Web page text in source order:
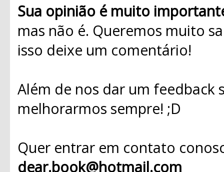
Sua opinião é muito
mas não é. Queremos muito
isso deixe um comentário!
Além de nos dar um
melhorarmos sempre! ;D
Quer entrar em contato
dear.book@hotmail.com